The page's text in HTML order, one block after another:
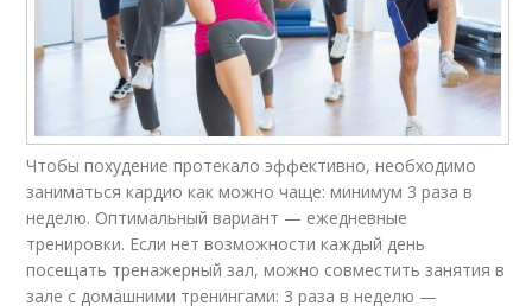
Чтобы похудение протекало эффективно, необходимо
заниматься кардио как можно чаще: минимум 3 раза в
неделю. Оптимальный вариант — ежедневные
тренировки. Если нет возможности каждый день
посещать тренажерный зал, можно совместить занятия в
зале с домашними тренингами: 3 раза в неделю —